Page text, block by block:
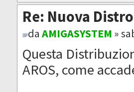
Re: Nuova
daAMIGASYSTEM »
Questa
AROS, come